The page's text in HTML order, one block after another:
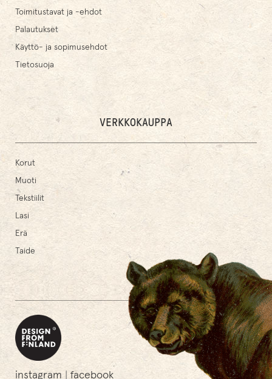
Toimitustavat ja -ehdot
Palautukset
Käyttö- ja sopimusehdot
Tietosuoja
VERKKOKAUPPA
Korut
Muoti
Tekstiilit
Lasi
Erä
Taide
instagram|facebook